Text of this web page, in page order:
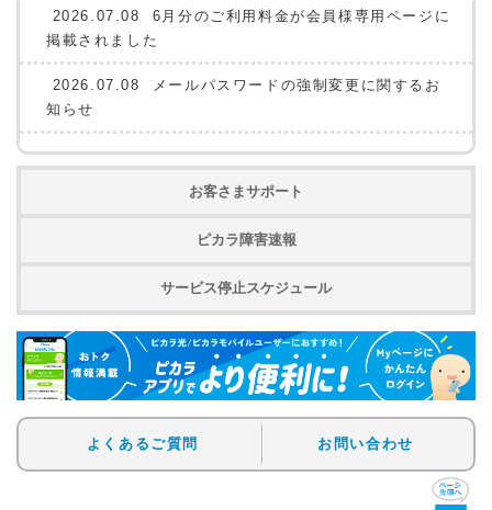
2026.07.08 6月分のご利用料金が会員様専用ページに
掲載されました
2026.07.08
メールパスワードの強制変更に関するお
知らせ
お客さまサポート
ピカラ障害速報
サービス停止スケジュール
よくあるご質問 お問い合わせ